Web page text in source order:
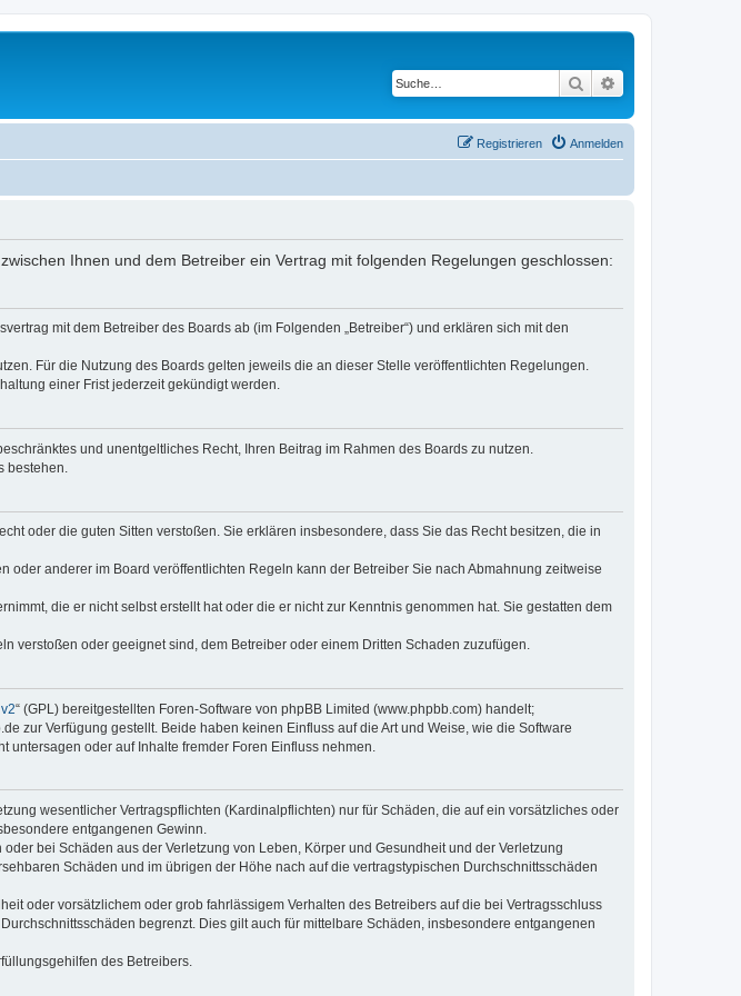
Suche
Anmelden
Registrieren
Ihnen und dem Betreiber ein Vertrag mit folgenden Regelungen geschlossen:
mit dem Betreiber des Boards ab (im Folgenden „Betreiber“) und erklären sich mit den
Für die Nutzung des Boards gelten jeweils die an dieser Stelle veröffentlichten Regelungen.
einer Frist jederzeit gekündigt werden.
und unentgeltliches Recht, Ihren Beitrag im Rahmen des Boards zu nutzen.
bestehen.
oder die guten Sitten verstoßen. Sie erklären insbesondere, dass Sie das Recht besitzen, die in
anderer im Board veröffentlichten Regeln kann der Betreiber Sie nach Abmahnung zeitweise
die er nicht selbst erstellt hat oder die er nicht zur Kenntnis genommen hat. Sie gestatten dem
verstoßen oder geeignet sind, dem Betreiber oder einem Dritten Schaden zuzufügen.
“ (GPL) bereitgestellten Foren-Software von phpBB Limited (www.phpbb.com) handelt;
zur Verfügung gestellt. Beide haben keinen Einfluss auf die Art und Weise, wie die Software
oder auf Inhalte fremder Foren Einfluss nehmen.
wesentlicher Vertragspflichten (Kardinalpflichten) nur für Schäden, die auf ein vorsätzliches oder
entgangenen Gewinn.
bei Schäden aus der Verletzung von Leben, Körper und Gesundheit und der Verletzung
Schäden und im übrigen der Höhe nach auf die vertragstypischen Durchschnittsschäden
oder vorsätzlichem oder grob fahrlässigem Verhalten des Betreibers auf die bei Vertragsschluss
begrenzt. Dies gilt auch für mittelbare Schäden, insbesondere entgangenen
des Betreibers.